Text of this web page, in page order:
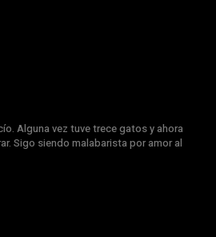
Alguna vez tuve trece gatos y ahora
Sigo siendo malabarista por amor al